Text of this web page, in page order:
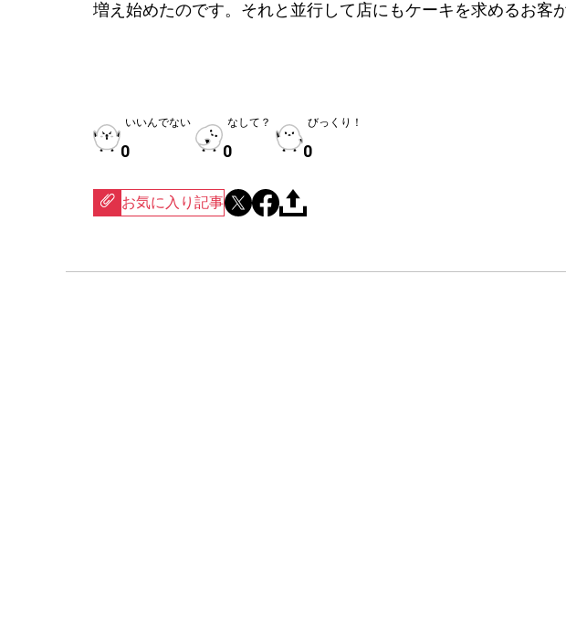
増え始めたのです。それと並行して店にもケーキを求めるお客
（以下、
いいんでない
0
なして？
0
びっくり！
0
お気に入り記事